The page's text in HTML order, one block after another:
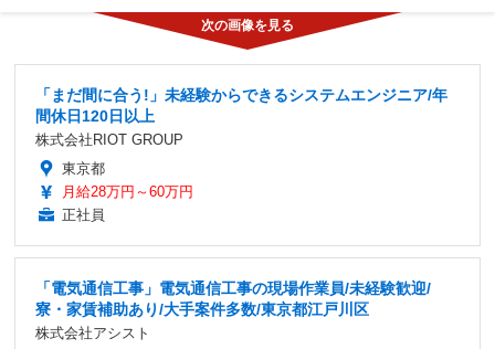
「まだ間に合う!」未経験からできるシステムエンジニア/年
間休日120日以上
株式会社RIOT GROUP
東京都
月給28万円～60万円
正社員
「電気通信工事」電気通信工事の現場作業員/未経験歓迎/
寮・家賃補助あり/大手案件多数/東京都江戸川区
株式会社アシスト